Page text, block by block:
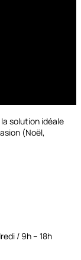
solution idéale
(Noël,
/ 9h – 18h